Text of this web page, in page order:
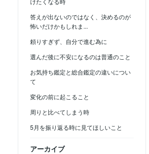
答えが出ないのではなく、決めるのが
怖いだけかもしれま...
頼りすぎず、自分で進む為に
選んだ後に不安になるのは普通のこと
お気持ち鑑定と総合鑑定の違いについ
て
変化の前に起こること
周りと比べてしまう時
5月を振り返る時に見てほしいこと
アーカイブ